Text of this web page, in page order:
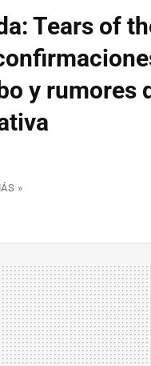
Tears of
y rumores
»